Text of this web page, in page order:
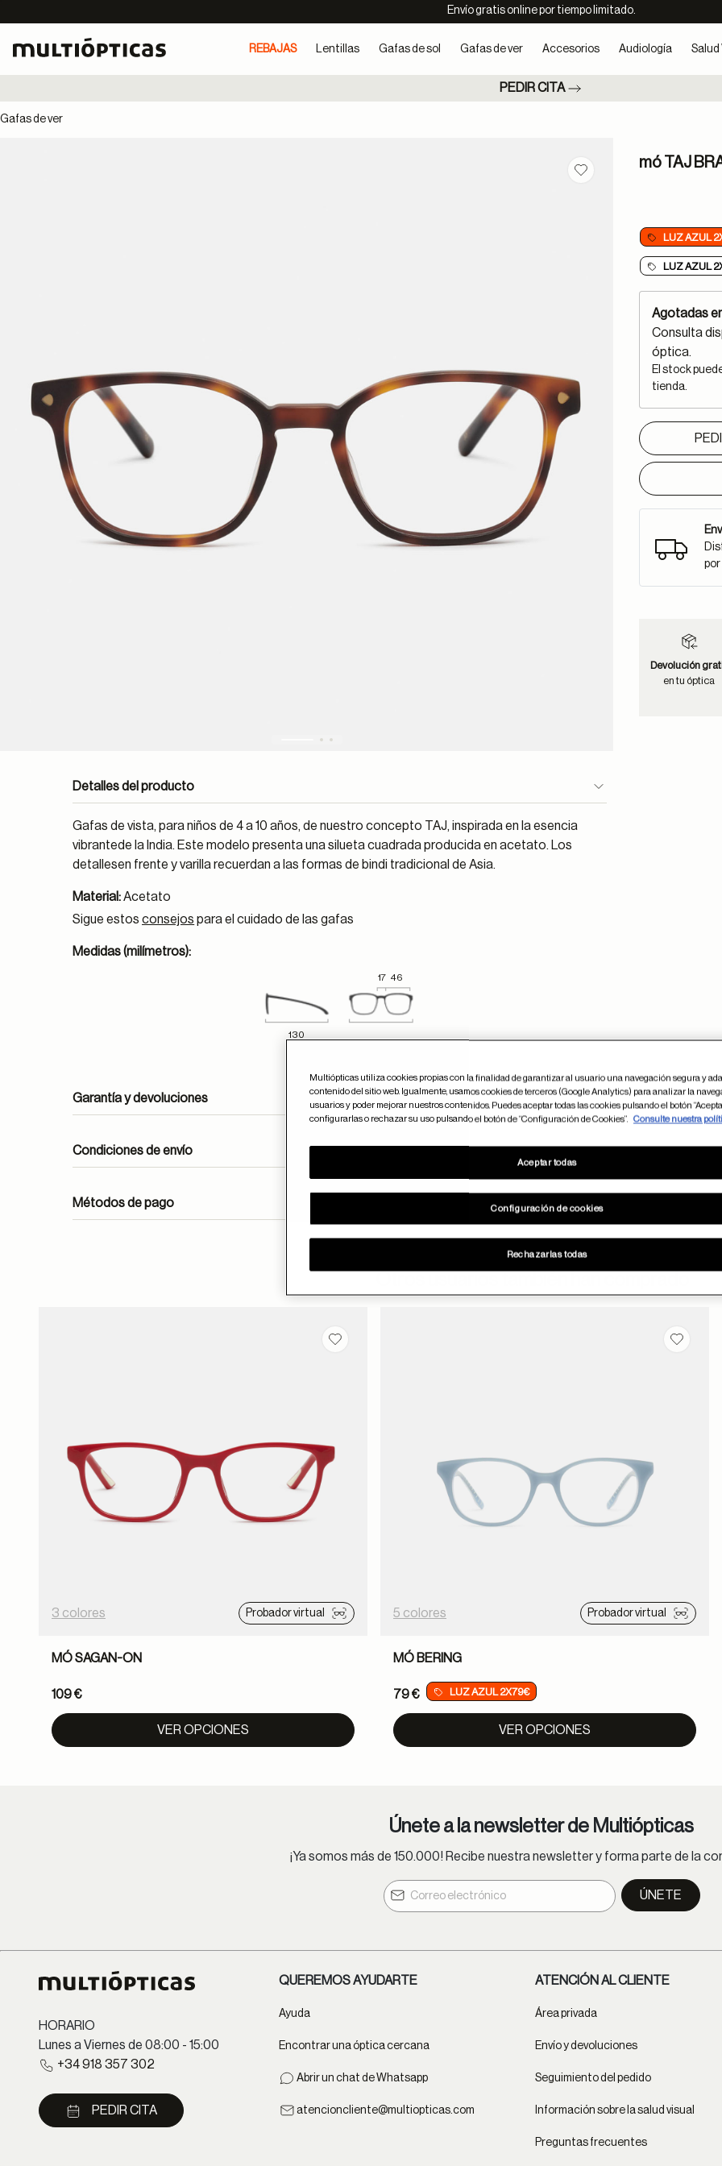
Envío gratis online por tiempo limitado.
REBAJAS Lentillas Gafas de sol Gafas de ver Accesorios Audiología Salud
PEDIR CITA
Gafas de ver
Guardar en favoritos
Detalles del producto
Gafas de vista, para niños de 4 a 10 años, de nuestro concepto TAJ, inspirada en la esencia
vibrantede la India. Este modelo presenta una silueta cuadrada producida en acetato. Los
detallesen frente y varilla recuerdan a las formas de bindi tradicional de Asia.
Material:Acetato
Sigue estosconsejos para el cuidado de las gafas
Medidas (milímetros):
17 46
130
Garantía y devoluciones
Condiciones de envío
Métodos de pago
mó TAJ
LUZ AZUL
LUZ AZUL
Agotadas
Consulta
óptica.
El stock
tienda.
Devolución
en tu óptica
Guardar en favoritos
3 colores Probador virtual
MÓ SAGAN-ON
109 €
VER OPCIONES
5 colores Probador virtual
MÓ BERING
79 € LUZ AZUL 2X79€
VER OPCIONES
Únete a la newsletter de Multiópticas
¡Ya somos más de 150.000! Recibe nuestra newsletter y forma parte de la
ÚNETE
HORARIO
Lunes a Viernes de 08:00 - 15:00
+34 918 357 302
PEDIR CITA
QUEREMOS AYUDARTE
Ayuda
Encontrar una óptica cercana
Abrir un chat de Whatsapp
atencioncliente@multiopticas.com
ATENCIÓN AL CLIENTE
Área privada
Envío y devoluciones
Seguimiento del pedido
Información sobre la salud visual
Preguntas frecuentes
Multiópticas utiliza cookies propias con la finalidad de garantizar al usuario una navegación segura y
contenido del sitio web. Igualmente, usamos cookies de terceros (Google Analytics) para analizar la
usuarios y poder mejorar nuestros contenidos. Puedes aceptar todas las cookies pulsando el botón
configurarlas o rechazar su uso pulsando el botón de “Configuración de Cookies”.
Consulte nuestra
Configuración de cookies
Rechazarlas todas
Aceptar todas